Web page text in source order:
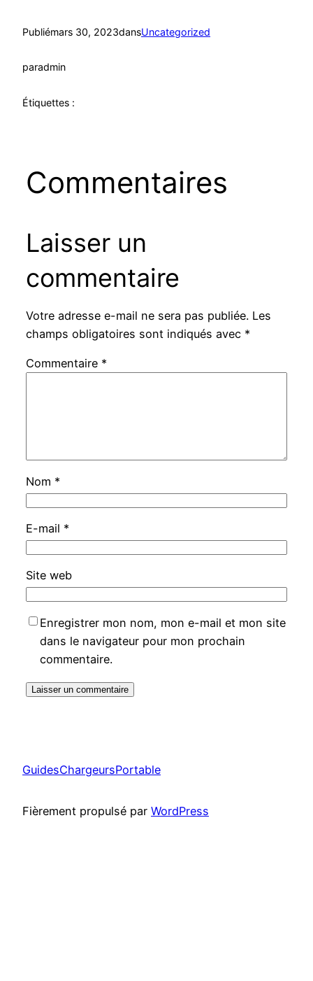
Publiémars 30, 2023dansUncategorized
paradmin
Étiquettes :
Commentaires
Laisser un
commentaire
Votre adresse e-mail ne sera pas publiée. Les
champs obligatoires sont indiqués avec *
Commentaire *
Nom *
E-mail *
Site web
Enregistrer mon nom, mon e-mail et mon site
dans le navigateur pour mon prochain
commentaire.
GuidesChargeursPortable
Fièrement propulsé par WordPress